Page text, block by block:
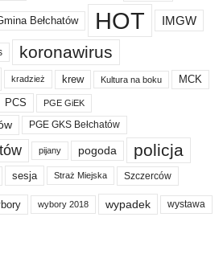
Bełchatów HOT IMGW
koronawirus
kradzież krew Kultura na boku MCK
PCS PGE GiEK
PGE GKS Bełchatów
pijany pogoda policja
sesja Straż Miejska Szczerców
wybory 2018 wypadek wystawa